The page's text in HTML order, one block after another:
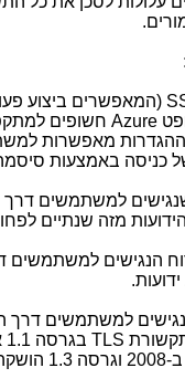
(המאפשרים ביצוע
Azure חשופים
מאפשרות
כניסה באמצעות
שנגישים למשתמשים דרך
מזה שנתיים
הנגישים למשתמשים
הנגישים למשתמשים דרך
TLS